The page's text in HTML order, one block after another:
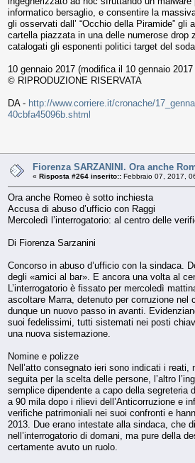
informatico bersaglio, e consentire la
gli osservati dall’ “Occhio della Piramide”
cartella piazzata in una delle numerose drop
catalogati gli esponenti politici target del
10 gennaio 2017 (modifica il 10 gennaio 2017
© RIPRODUZIONE RISERVATA
DA - http://www.corriere.it/cronache/
40cbfa45096b.shtml
Fiorenza SARZANINI. Ora anche
« Risposta #264 inserito:: Febbraio 07, 2017,
Ora anche Romeo è sotto inchiesta
Accusa di abuso d’ufficio con Raggi
Mercoledì l’interrogatorio: al centro delle
Di Fiorenza Sarzanini
Concorso in abuso d’ufficio con la sindaca.
degli «amici al bar». E ancora una volta al
L’interrogatorio è fissato per mercoledì
ascoltare Marra, detenuto per corruzione nel
dunque un nuovo passo in avanti.
suoi fedelissimi, tutti sistemati nei posti
una nuova sistemazione.
Nomine e polizze
Nell’atto consegnato ieri sono indicati i
seguita per la scelta delle persone, l’altro
semplice dipendente a capo della segreteria
a 90 mila dopo i rilievi dell’Anticorruzione e
verifiche patrimoniali nei suoi confronti e
2013. Due erano intestate alla sindaca, che
nell’interrogatorio di domani, ma pure della
certamente avuto un ruolo.